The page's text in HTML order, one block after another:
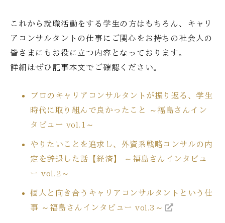
これから就職活動をする学生の方はもちろん、キャリ
アコンサルタントの仕事にご関心をお持ちの社会人の
皆さまにもお役に立つ内容となっております。
詳細はぜひ記事本文でご確認ください。
プロのキャリアコンサルタントが振り返る、学生
時代に取り組んで良かったこと ～福島さんイン
タビュー vol.1～
やりたいことを追求し、外資系戦略コンサルの内
定を辞退した話【経済】 ～福島さんインタビュ
ー vol.2～
個人と向き合うキャリアコンサルタントという仕
事 ～福島さんインタビュー vol.3～